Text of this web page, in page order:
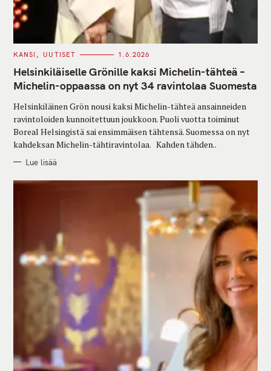
C
T
E
G
O
I
E
S
KANSI UUTISET 1.6.2026
Helsinkiläiselle Grönille kaksi Michelin-tähteä –
Michelin-oppaassa on nyt 34 ravintolaa Suomesta
Helsinkiläinen Grön nousi kaksi Michelin-tähteä ansainneiden
ravintoloiden kunnoitettuun joukkoon. Puoli vuotta toiminut
Boreal Helsingistä sai ensimmäisen tähtensä. Suomessa on nyt
kahdeksan Michelin-tähtiravintolaa. Kahden tähden..
Lue lisää